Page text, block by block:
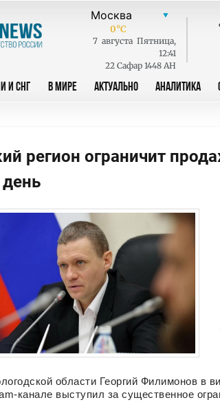
0°C
7 августа Пятница,
12:41
22 Сафар 1448 AH
И СНГ В МИРЕ АКТУАЛЬНО АНАЛИТИКА
регион ограничит
области Георгий Филимонов в
канале выступил за существенное